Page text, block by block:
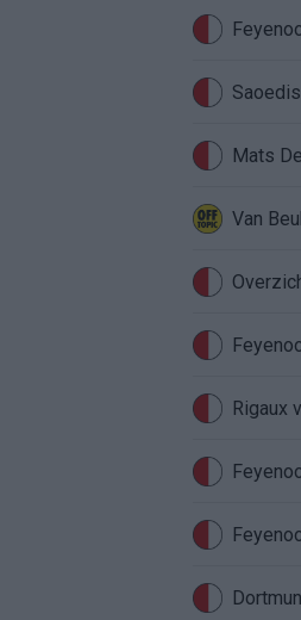
Mats
Van
Rigaux